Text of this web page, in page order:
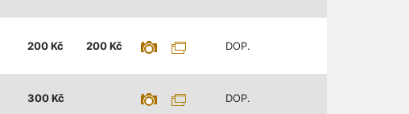
200Kč 200Kč DOP.
300 Kč DOP.